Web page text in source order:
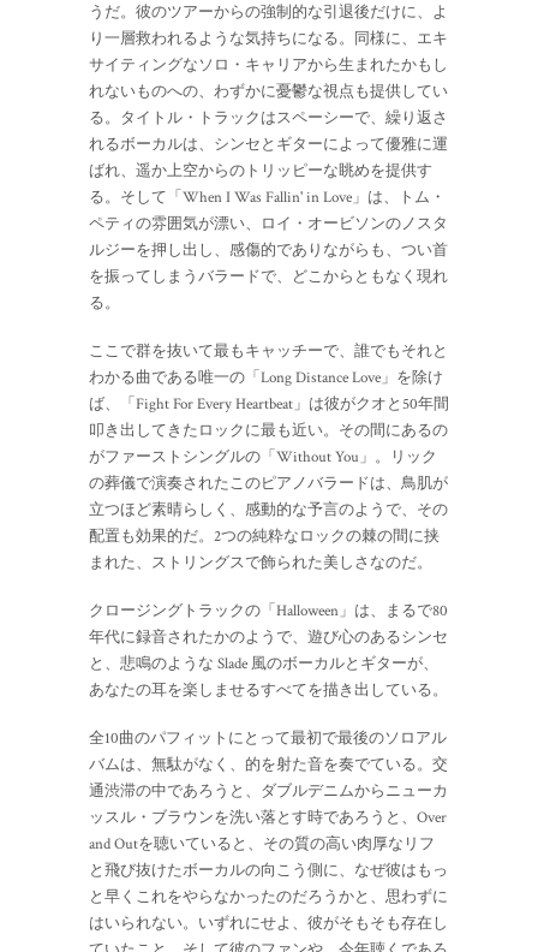
うだ。彼のツアーからの強制的な引退後だけに、よ
り一層救われるような気持ちになる。同様に、エキ
サイティングなソロ・キャリアから生まれたかもし
れないものへの、わずかに憂鬱な視点も提供してい
る。タイトル・トラックはスペーシーで、繰り返さ
れるボーカルは、シンセとギターによって優雅に運
ばれ、遥か上空からのトリッピーな眺めを提供す
る。そして「When I Was Fallin' in Love」は、トム・
ペティの雰囲気が漂い、ロイ・オービソンのノスタ
ルジーを押し出し、感傷的でありながらも、つい首
を振ってしまうバラードで、どこからともなく現れ
る。
ここで群を抜いて最もキャッチーで、誰でもそれと
わかる曲である唯一の「Long Distance Love」を除け
ば、「Fight For Every Heartbeat」は彼がクオと50年間
叩き出してきたロックに最も近い。その間にあるの
がファーストシングルの「Without You」。リック
の葬儀で演奏されたこのピアノバラードは、鳥肌が
立つほど素晴らしく、感動的な予言のようで、その
配置も効果的だ。2つの純粋なロックの棘の間に挟
まれた、ストリングスで飾られた美しさなのだ。
クロージングトラックの「Halloween」は、まるで80
年代に録音されたかのようで、遊び心のあるシンセ
と、悲鳴のような Slade 風のボーカルとギターが、
あなたの耳を楽しませるすべてを描き出している。
全10曲のパフィットにとって最初で最後のソロアル
バムは、無駄がなく、的を射た音を奏でている。交
通渋滞の中であろうと、ダブルデニムからニューカ
ッスル・ブラウンを洗い落とす時であろうと、Over
and Outを聴いていると、その質の高い肉厚なリフ
と飛び抜けたボーカルの向こう側に、なぜ彼はもっ
と早くこれをやらなかったのだろうかと、思わずに
はいられない。いずれにせよ、彼がそもそも存在し